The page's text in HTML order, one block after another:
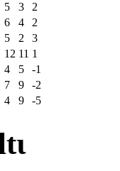
5 3
2
6 4
2
5 2
3
12 11 1
4 5
-1
7 9
-2
4 9 -5